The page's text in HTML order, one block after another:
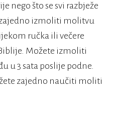
nego što se svi razbježe
izmoliti molitvu
ručka ili večere
Možete izmoliti
u 3 sata poslije podne.
zajedno naučiti moliti